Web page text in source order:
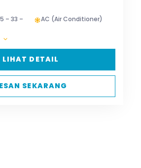
– 33 – AC (Air Conditioner)
LIHAT DETAIL
SEKARANG